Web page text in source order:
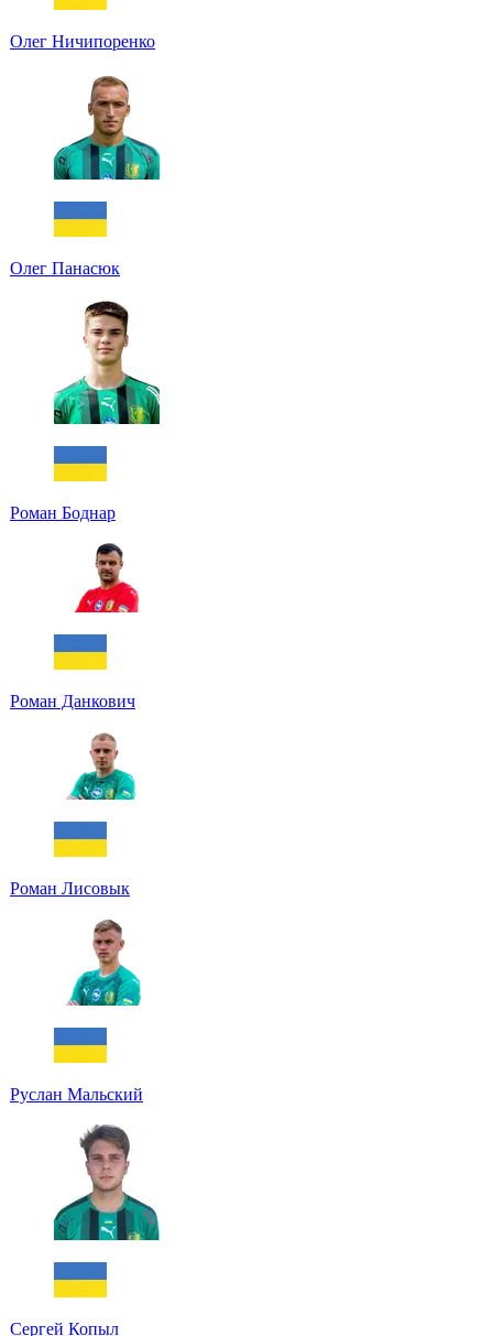
Олег Ничипоренко
Олег Панасюк
Роман Боднар
Роман Данкович
Роман Лисовык
Руслан Мальский
Сергей Копыл